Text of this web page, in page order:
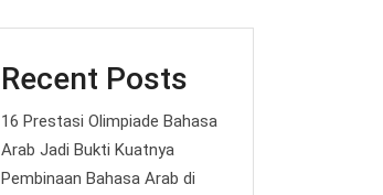
Recent Posts
16 Prestasi Olimpiade Bahasa
Arab Jadi Bukti Kuatnya
Pembinaan Bahasa Arab di